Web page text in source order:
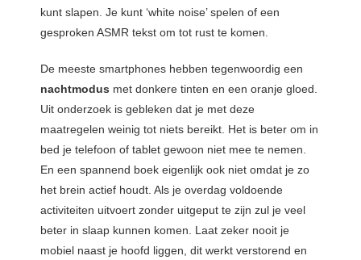
kunt slapen. Je kunt ‘white noise’ spelen of een
gesproken ASMR tekst om tot rust te komen.
De meeste smartphones hebben tegenwoordig een
nachtmodus met donkere tinten en een oranje gloed.
Uit onderzoek is gebleken dat je met deze
maatregelen weinig tot niets bereikt. Het is beter om in
bed je telefoon of tablet gewoon niet mee te nemen.
En een spannend boek eigenlijk ook niet omdat je zo
het brein actief houdt. Als je overdag voldoende
activiteiten uitvoert zonder uitgeput te zijn zul je veel
beter in slaap kunnen komen. Laat zeker nooit je
mobiel naast je hoofd liggen, dit werkt verstorend en